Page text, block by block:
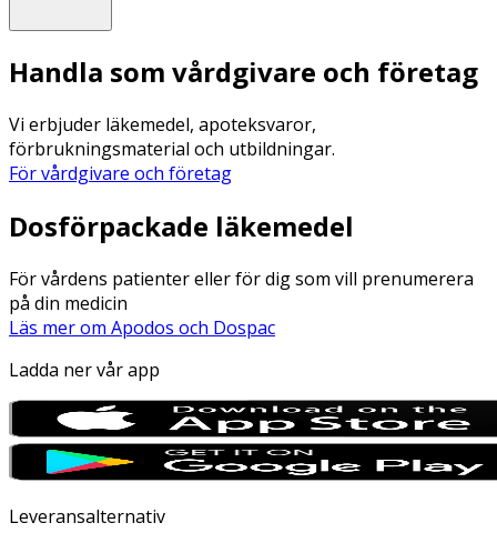
Handla som vårdgivare och företag
Vi erbjuder läkemedel, apoteksvaror,
förbrukningsmaterial och utbildningar.
För vårdgivare och företag
Dosförpackade läkemedel
För vårdens patienter eller för dig som vill prenumerera
på din medicin
Läs mer om Apodos och Dospac
Ladda ner vår app
Leveransalternativ